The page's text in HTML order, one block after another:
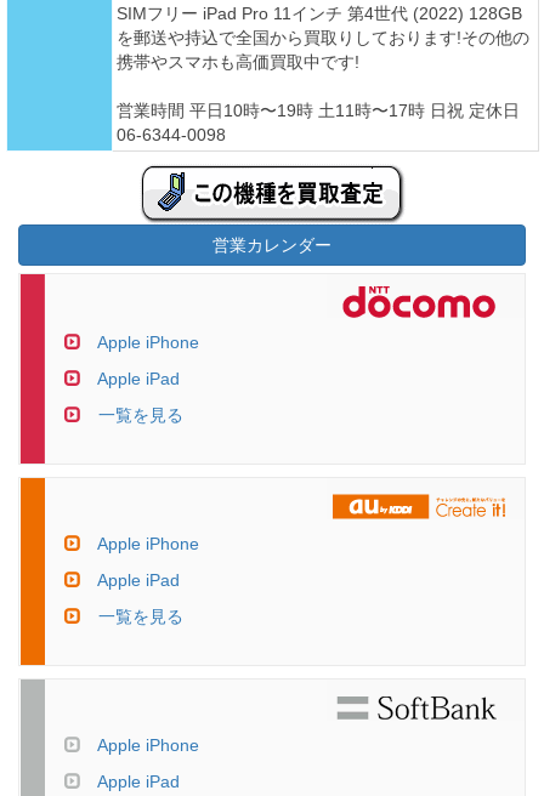
SIMフリー iPad Pro 11インチ 第4世代 (2022) 128GB
を郵送や持込で全国から買取りしております!その他の
携帯やスマホも高価買取中です!
営業時間 平日10時〜19時 土11時〜17時 日祝 定休日
06-6344-0098
営業カレンダー
Apple iPhone
Apple iPad
一覧を見る
Apple iPhone
Apple iPad
一覧を見る
Apple iPhone
Apple iPad